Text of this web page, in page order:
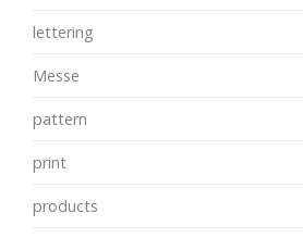
lettering
Messe
pattern
print
products